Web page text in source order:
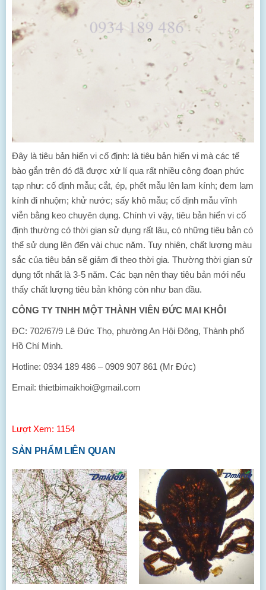
Đây là tiêu bản hiển vi cố định: là tiêu bản hiển vi mà các tế
bào gắn trên đó đã được xử lí qua rất nhiều công đoạn phức
tạp như: cố định mẫu; cắt, ép, phết mẫu lên lam kính; đem lam
kính đi nhuộm; khử nước; sấy khô mẫu; cố định mẫu vĩnh
viễn bằng keo chuyên dụng. Chính vì vậy, tiêu bản hiển vi cố
định thường có thời gian sử dụng rất lâu, có những tiêu bản có
thể sử dụng lên đến vài chục năm. Tuy nhiên, chất lượng màu
sắc của tiêu bản sẽ giảm đi theo thời gia. Thường thời gian sử
dụng tốt nhất là 3-5 năm. Các bạn nên thay tiêu bản mới nếu
thấy chất lượng tiêu bản không còn như ban đầu.
CÔNG TY TNHH MỘT THÀNH VIÊN ĐỨC MAI KHÔI
ĐC: 702/67/9 Lê Đức Thọ, phường An Hội Đông, Thành phố
Hồ Chí Minh.
Hotline: 0934 189 486 – 0909 907 861 (Mr Đức)
Email: thietbimaikhoi@gmail.com
Lượt Xem: 1154
SẢN PHẨM LIÊN QUAN